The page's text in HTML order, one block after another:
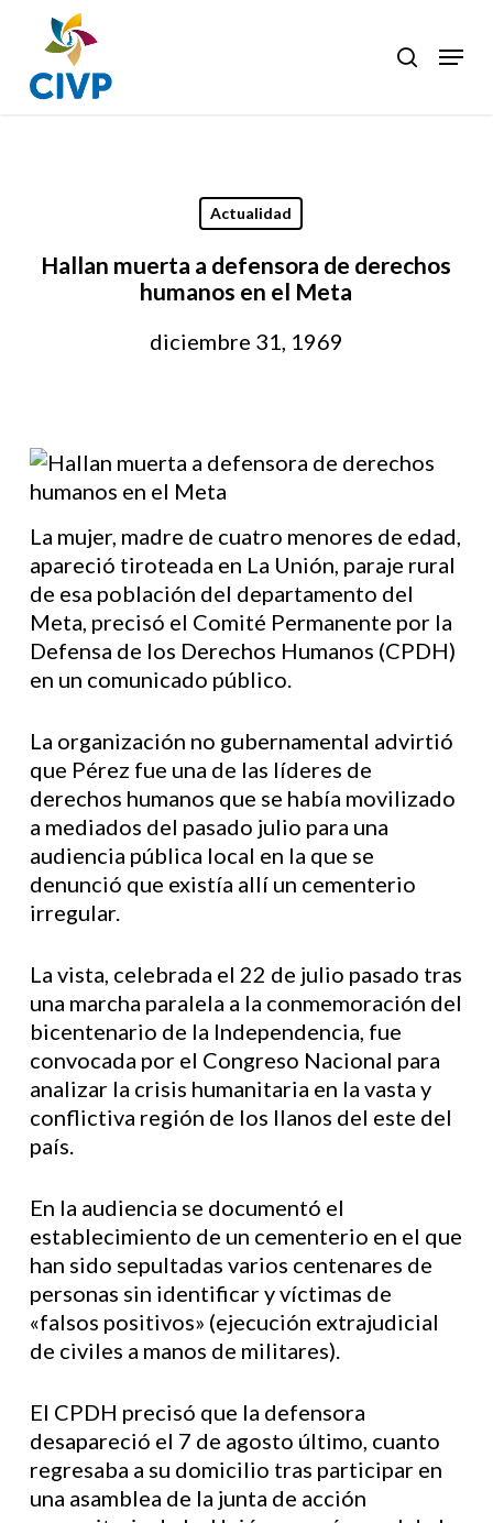
main
content
search
Menu
Actualidad
Hallan muerta a defensora de derechos
humanos en el Meta
diciembre 31, 1969
La mujer, madre de cuatro menores de edad,
apareció tiroteada en La Unión, paraje rural
de esa población del departamento del
Meta, precisó el Comité Permanente por la
Defensa de los Derechos Humanos (CPDH)
en un comunicado público.
La organización no gubernamental advirtió
que Pérez fue una de las líderes de
derechos humanos que se había movilizado
a mediados del pasado julio para una
audiencia pública local en la que se
denunció que existía allí un cementerio
irregular.
La vista, celebrada el 22 de julio pasado tras
una marcha paralela a la conmemoración del
bicentenario de la Independencia, fue
convocada por el Congreso Nacional para
analizar la crisis humanitaria en la vasta y
conflictiva región de los llanos del este del
país.
En la audiencia se documentó el
establecimiento de un cementerio en el que
han sido sepultadas varios centenares de
personas sin identificar y víctimas de
«falsos positivos» (ejecución extrajudicial
de civiles a manos de militares).
El CPDH precisó que la defensora
desapareció el 7 de agosto último, cuanto
regresaba a su domicilio tras participar en
una asamblea de la junta de acción
Close